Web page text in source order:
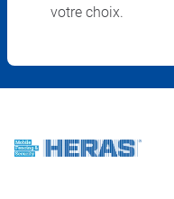
votre choix.